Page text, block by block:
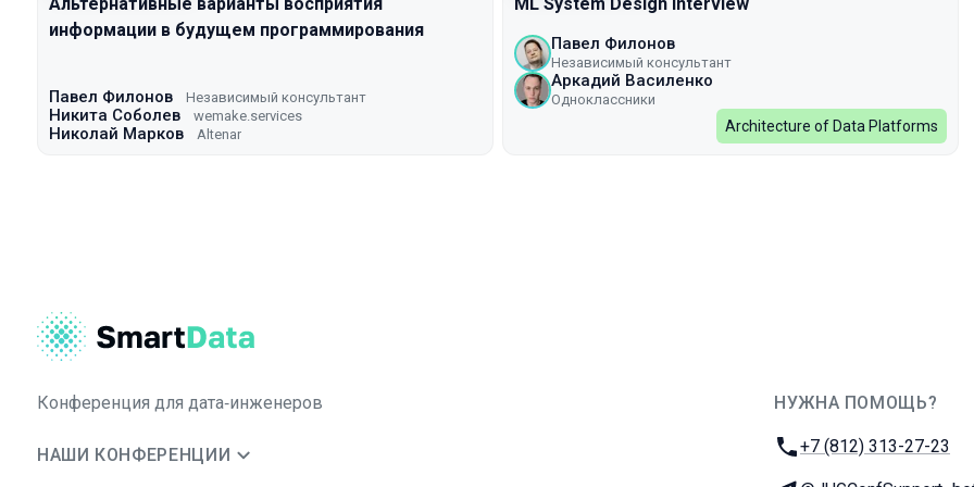
информации в будущем программирования
Павел Филонов Независимый консультант
Никита Соболев wemake.services
Николай Марков Altenar
Павел Филонов
Независимый консультант
Аркадий Василенко
Одноклассники
Architecture of Data Platforms
Конференция для дата‑инженеров
НАШИ КОНФЕРЕНЦИИ
НУЖНА ПОМОЩЬ?
Телефон:
+7 (812) 313-27-23